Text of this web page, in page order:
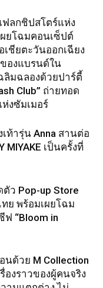
ฟลกชิปสโตร์แห่ง
ผยโฉมคอนเซ็ปต์
เชียตะวันออกเฉียง
องแบรนด์ใน
ลิมฉลองด้วยปาร์ตี้
Club” ถ่ายทอด
งซัมเมอร์
ท้ารุ่น Anna สานต่อ
MIYAKE เป็นครั้งที่
ตัว Pop-up Store
ย พร้อมเผยโฉม
“Bloom in
นด้วย M Collection
งราวของผู้คนจริง